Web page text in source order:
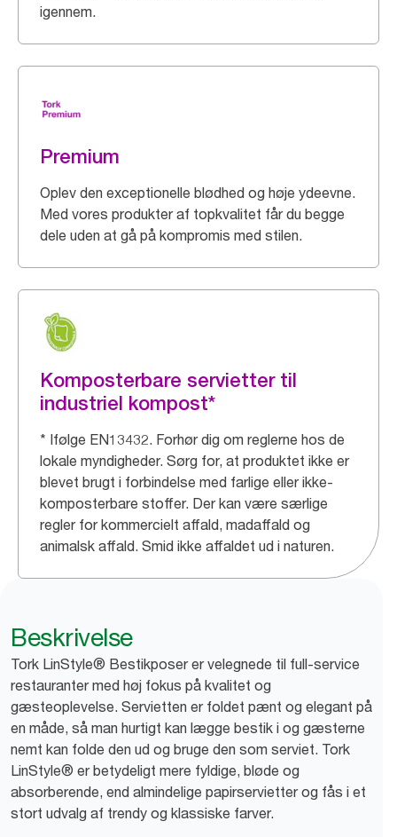
igennem.
Premium
Oplev den exceptionelle blødhed og høje ydeevne.
Med vores produkter af topkvalitet får du begge
dele uden at gå på kompromis med stilen.
Komposterbare servietter til
industriel kompost*
* Ifølge EN13432. Forhør dig om reglerne hos de
lokale myndigheder. Sørg for, at produktet ikke er
blevet brugt i forbindelse med farlige eller ikke-
komposterbare stoffer. Der kan være særlige
regler for kommercielt affald, madaffald og
animalsk affald. Smid ikke affaldet ud i naturen.
Beskrivelse
Tork LinStyle® Bestikposer er velegnede til full-service
restauranter med høj fokus på kvalitet og
gæsteoplevelse. Servietten er foldet pænt og elegant på
en måde, så man hurtigt kan lægge bestik i og gæsterne
nemt kan folde den ud og bruge den som serviet. Tork
LinStyle® er betydeligt mere fyldige, bløde og
absorberende, end almindelige papirservietter og fås i et
stort udvalg af trendy og klassiske farver.